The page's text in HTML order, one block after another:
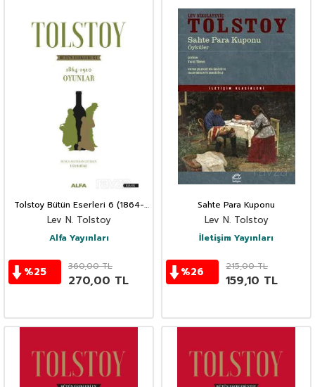
Tolstoy Bütün Eserleri 6 (1864-
1910)
Lev N. Tolstoy
Alfa Yayınları
%25 360,00TL
270,00 TL
Sahte Para Kuponu
Lev N. Tolstoy
İletişim Yayınları
%26 215,00TL
159,10 TL